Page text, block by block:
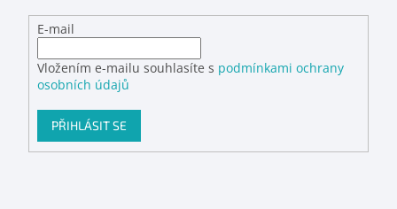
E-mail
Vložením e-mailu souhlasíte s podmínkami ochrany
osobních údajů
PŘIHLÁSIT SE